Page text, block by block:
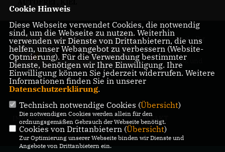
Florian Weigel - Ihr
Ratsherr für
Düsternbrook und
den Blücherplatz
IMPRESSUM DATENSCHUTZ KONTAKT
Cookie Hinweis
Diese Webseite verwendet Cookies, die notwendig
sind, um die Webseite zu nutzen. Weiterhin
verwenden wir Dienste von Drittanbietern, die uns
helfen, unser Webangebot zu verbessern (Website-
Optmierung). Für die Verwendung bestimmter
Dienste, benötigen wir Ihre Einwilligung. Ihre
Einwilligung können Sie jederzeit widerrufen. Weitere
Informationen finden Sie in unserer
Datenschutzerklärung.
Technisch notwendige Cookies (Übersicht)
Die notwendigen Cookies werden allein für den
ordnungsgemäßen Gebrauch der Webseite benötigt.
Cookies von Drittanbietern (Übersicht)
Zur Optimierung unserer Webseite binden wir Dienste und
Angebote von Drittanbietern ein.